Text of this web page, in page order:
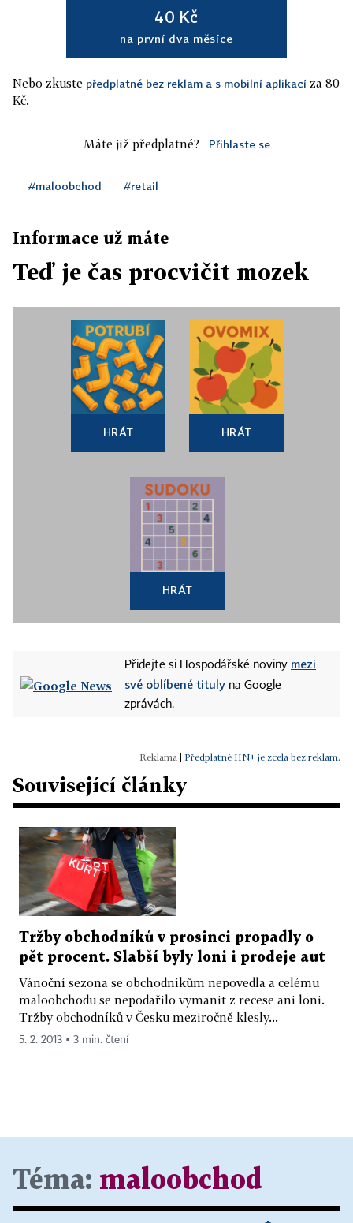
40 Kč
na první dva měsíce
Nebo zkuste předplatné bez reklam a s mobilní aplikací za 80
Kč.
Máte již předplatné? Přihlaste se
#maloobchod #retail
Informace už máte
Teď je čas procvičit mozek
HRÁT HRÁT
HRÁT
Přidejte si Hospodářské noviny mezi
své oblíbené tituly na Google
zprávách.
Předplatné HN+ je zcela bez reklam.
Související články
Tržby obchodníků v prosinci propadly o
pět procent. Slabší byly loni i prodeje aut
Vánoční sezona se obchodníkům nepovedla a celému
maloobchodu se nepodařilo vymanit z recese ani loni.
Tržby obchodníků v Česku meziročně klesly...
5. 2. 2013 ▪ 3 min. čtení
Téma: maloobchod